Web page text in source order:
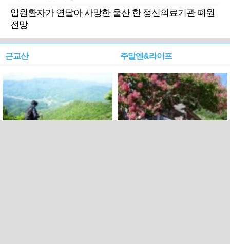
입원환자가 연달아 사망한 울산 한 정신의료기관 폐원
전망
근교산 주말엔&라이프